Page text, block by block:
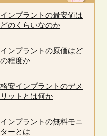
インプラントの最安値は
どのくらいなのか
インプラントの原価はど
の程度か
格安インプラントのデメ
リットとは何か
インプラントの無料モニ
ターとは